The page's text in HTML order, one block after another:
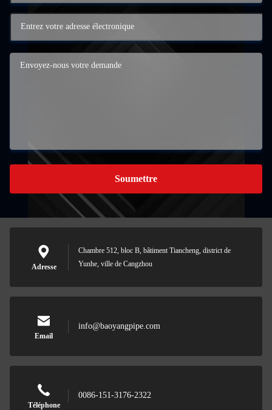
Soumettre
Adresse
Chambre 512, bloc B, bâtiment Tiancheng, district de
Yunhe, ville de Cangzhou
Email
info@baoyangpipe.com
Téléphone
0086-151-3176-2322